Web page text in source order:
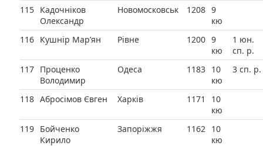
115 Кадочніков
Олександр
Новомосковськ 1208 9
кю
116 Кушнір Мар’ян Рівне 1200 9
кю
1 юн.
сп. р.
117 Проценко
Володимир
Одеса 1183 10
кю
3 сп. р.
118 Абросімов Євген Харків 1171
10
кю
119 Бойченко
Кирило
Запоріжжя 1162 10
кю